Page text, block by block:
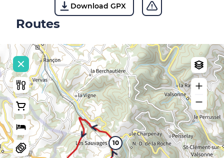
Download GPX
Routes
10